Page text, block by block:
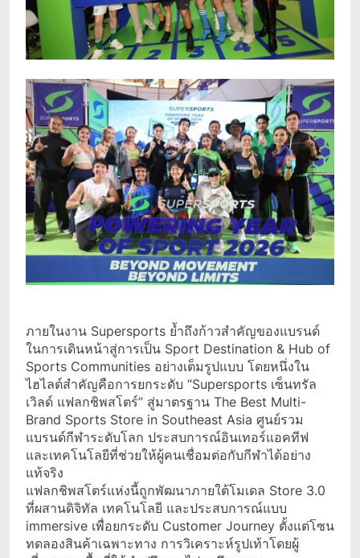
ภายในงาน Supersports ย้ำถึงก้าวสำคัญของแบรนด์
ในการเดินหน้าสู่การเป็น Sport Destination & Hub of
Sports Communities อย่างเต็มรูปแบบ โดยหนึ่งใน
ไฮไลต์สำคัญคือการยกระดับ “Supersports เซ็นทรัล
เวิลด์ แฟลกชิพสโตร์” สู่มาตรฐาน The Best Multi-
Brand Sports Store in Southeast Asia ศูนย์รวม
แบรนด์กีฬาระดับโลก ประสบการณ์อินเทอร์แอคทีฟ
และเทคโนโลยีที่ช่วยให้ผู้คนเชื่อมต่อกับกีฬาได้อย่าง
แท้จริง
แฟลกชิพสโตร์แห่งนี้ถูกพัฒนาภายใต้โมเดล Store 3.0
ที่ผสานดิจิทัล เทคโนโลยี และประสบการณ์แบบ
immersive เพื่อยกระดับ Customer Journey ตั้งแต่โซน
ทดลองสินค้าเฉพาะทาง การวิเคราะห์รูปเท้าโดยผู้